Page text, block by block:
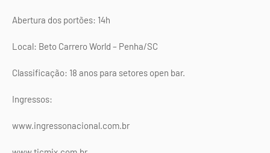
Abertura dos portões: 14h
Local: Beto Carrero World – Penha/SC
Classificação: 18 anos para setores open bar.
Ingressos:
www.ingressonacional.com.br